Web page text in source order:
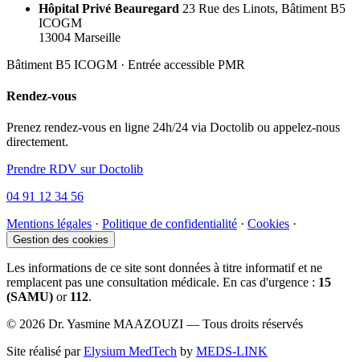
Hôpital Privé Beauregard 23 Rue des Linots, Bâtiment B5
ICOGM
13004 Marseille
Bâtiment B5 ICOGM · Entrée accessible PMR
Rendez-vous
Prenez rendez-vous en ligne 24h/24 via Doctolib ou appelez-nous
directement.
Prendre RDV sur Doctolib
04 91 12 34 56
Mentions légales · Politique de confidentialité · Cookies ·
Gestion des cookies
Les informations de ce site sont données à titre informatif et ne
remplacent pas une consultation médicale. En cas d'urgence : 15
(SAMU) or 112.
© 2026 Dr. Yasmine MAAZOUZI — Tous droits réservés
Site réalisé parElysium MedTech by MEDS-LINK